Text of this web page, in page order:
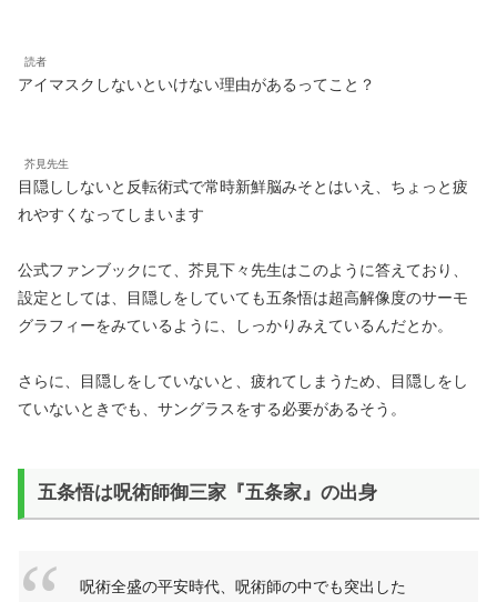
読者
アイマスクしないといけない理由があるってこと？
芥見先生
目隠ししないと反転術式で常時新鮮脳みそとはいえ、ちょっと疲
れやすくなってしまいます
公式ファンブックにて、芥見下々先生はこのように答えており、
設定としては、目隠しをしていても五条悟は超高解像度のサーモ
グラフィーをみているように、しっかりみえているんだとか。
さらに、目隠しをしていないと、疲れてしまうため、目隠しをし
ていないときでも、サングラスをする必要があるそう。
五条悟は呪術師御三家『五条家』の出身
呪術全盛の平安時代、呪術師の中でも突出した